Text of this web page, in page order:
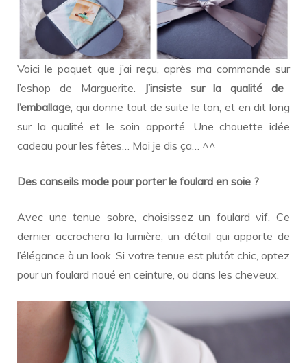
Voici le paquet que j’ai reçu, après ma commande sur
l’eshop de Marguerite.
J’insiste sur la qualité de
l’emballage, qui donne tout de suite le ton, et en dit long
sur la qualité et le soin apporté. Une chouette idée
cadeau pour les fêtes… Moi je dis ça… ^^
Des conseils mode pour porter le foulard en soie ?
Avec une tenue sobre, choisissez un foulard vif. Ce
dernier accrochera la lumière, un détail qui apporte de
l’élégance à un look. Si votre tenue est plutôt chic, optez
pour un foulard noué en ceinture, ou dans les cheveux.